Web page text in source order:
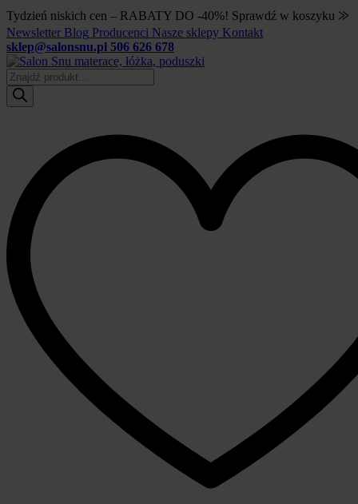
Tydzień niskich cen – RABATY DO -40%! Sprawdź w koszyku ⨠
Newsletter Blog Producenci Nasze sklepy Kontakt
sklep@salonsnu.pl 506 626 678
Wyszukiwarka
produktów